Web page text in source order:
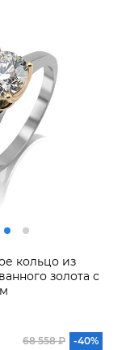
кольцо из
золота с
68 558 ₽ -40%